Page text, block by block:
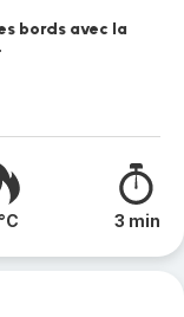
bords avec la
3 min